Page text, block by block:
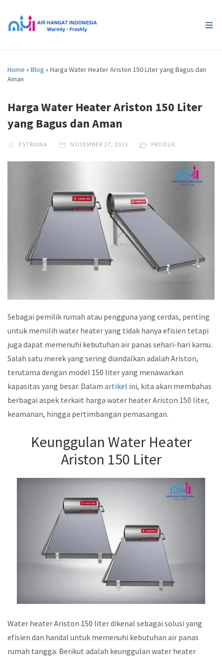
Home » Blog » Harga Water Heater Ariston 150 Liter yang Bagus dan
Aman
Harga Water Heater Ariston 150 Liter
yang Bagus dan Aman
ESTRIANA NOVEMBER 27, 2023 PRODUK
Sebagai pemilik rumah atau pengguna yang cerdas, penting
untuk memilih water heater yang tidak hanya efisien tetapi
juga dapat memenuhi kebutuhan air panas sehari-hari kamu.
Salah satu merek yang sering diandalkan adalah Ariston,
terutama dengan model 150 liter yang menawarkan
kapasitas yang besar. Dalam artikel ini, kita akan membahas
berbagai aspek terkait harga water heater Ariston 150 liter,
keamanan, hingga pertimbangan pemasangan.
Keunggulan Water Heater
Ariston 150 Liter
Water heater Ariston 150 liter dikenal sebagai solusi yang
efisien dan handal untuk memenuhi kebutuhan air panas
rumah tangga. Berikut adalah keunggulan water heater